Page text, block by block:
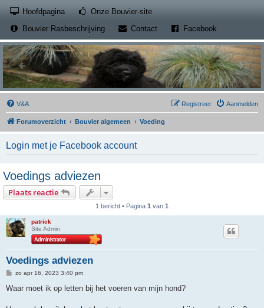
Hoofdpagina Onze Bouvier-site(Opens a new tab)
Bouvier Rasbeschrijving
Contact(Opens a new tab)
Facebook
V&A Aanmelden
Registreer
Forumoverzicht Bouvier algemeen Voeding
Login met je Facebook account
Voedings adviezen
Plaats reactie
1 bericht • Pagina 1 van 1
patrick
Site Admin
Voedings adviezen
B
r
zo apr 16, 2023 3:40 pm
Waar moet ik op letten bij het voeren van mijn hond?